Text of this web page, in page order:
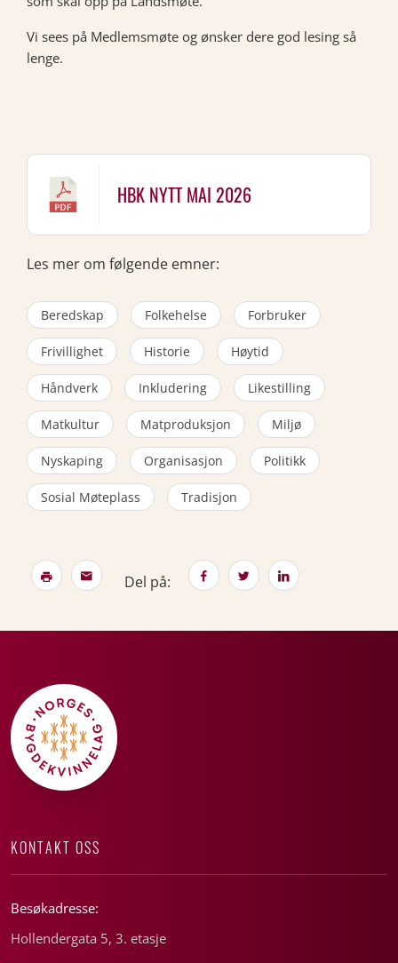
Vi sees på Medlemsmøte og ønsker dere god lesing så
lenge.
HBK NYTT MAI 2026
Les mer om følgende emner:
Beredskap Folkehelse Forbruker
Frivillighet Historie Høytid
Håndverk Inkludering Likestilling
Matkultur Matproduksjon Miljø
Nyskaping Organisasjon Politikk
Sosial Møteplass Tradisjon
Del på:
KONTAKT OSS
Besøkadresse:
Hollendergata 5, 3. etasje